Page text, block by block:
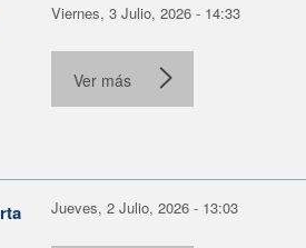
Viernes, 3 Julio, 2026 - 14:33
Ver más
Jueves, 2 Julio, 2026 - 13:03